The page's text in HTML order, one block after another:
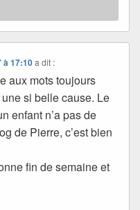
à 17:10 a dit :
aux mots toujours
si belle cause. Le
enfant n’a pas de
de Pierre, c’est bien
fin de semaine et